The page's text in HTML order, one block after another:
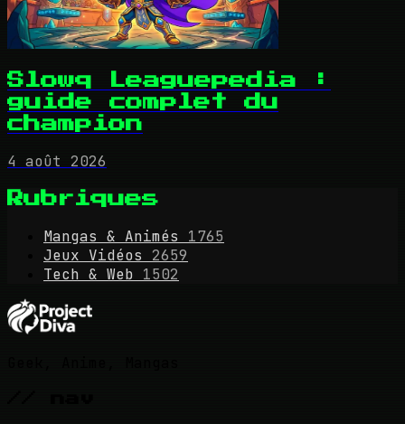
Slowq Leaguepedia :
guide complet du
champion
4 août 2026
Rubriques
Mangas & Animés
1765
Jeux Vidéos
2659
Tech & Web 1502